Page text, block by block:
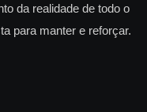
da realidade de todo o
para manter e reforçar.